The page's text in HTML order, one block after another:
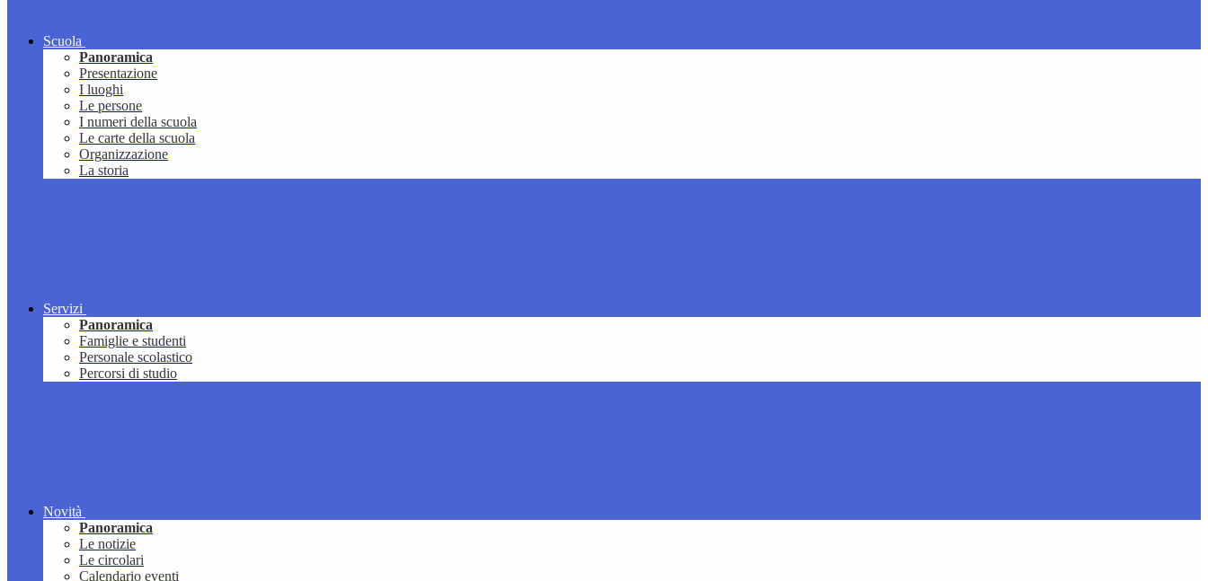
Scuola
Panoramica
Presentazione
I luoghi
Le persone
I numeri della scuola
Le carte della scuola
Organizzazione
La storia
Servizi
Panoramica
Famiglie e studenti
Personale scolastico
Percorsi di studio
Novità
Panoramica
Le notizie
Le circolari
Calendario eventi